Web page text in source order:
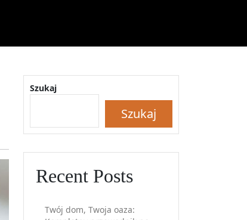
Szukaj
Szukaj
Recent Posts
Twój dom, Twoja oaza: